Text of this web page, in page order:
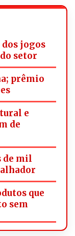
jogos
setor
prêmio
e
de
de mil
que
sem